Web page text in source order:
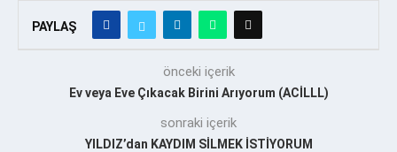
PAYLAŞ
önceki içerik
Ev veya Eve Çıkacak Birini Arıyorum (ACİLLL)
sonraki içerik
YILDIZ’dan KAYDIM SİLMEK İSTİYORUM